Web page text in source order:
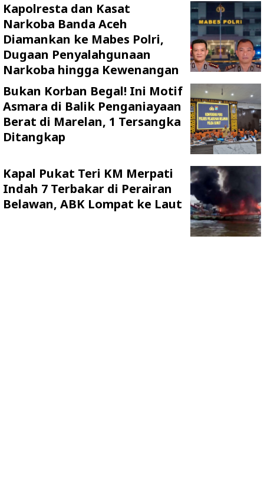
Kapolresta dan Kasat
Narkoba Banda Aceh
Diamankan ke Mabes Polri,
Dugaan Penyalahgunaan
Narkoba hingga Kewenangan
Bukan Korban Begal! Ini Motif
Asmara di Balik Penganiayaan
Berat di Marelan, 1 Tersangka
Ditangkap
Kapal Pukat Teri KM Merpati
Indah 7 Terbakar di Perairan
Belawan, ABK Lompat ke Laut